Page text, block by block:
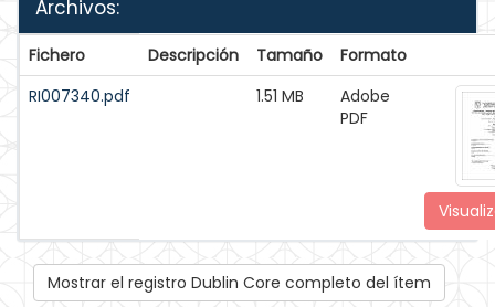
Archivos:
Fichero Descripción Tamaño
Formato
RI007340.pdf
1.51 MB
Adobe
PDF
Mostrar el registro Dublin Core completo del ítem